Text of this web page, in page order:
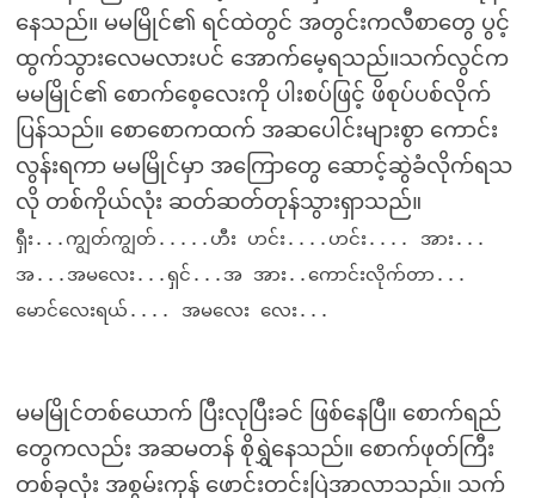
နေသည်။ မမမြိုင်၏ ရင်ထဲတွင် အတွင်းကလီစာတွေ ပွင့်
ထွက်သွားလေမလားပင် အောက်မေ့ရသည်။သက်လွင်က
မမမြိုင်၏ စောက်စေ့လေးကို ပါးစပ်ဖြင့် ဖိစုပ်ပစ်လိုက်
ပြန်သည်။ စောစောကထက် အဆပေါင်းများစွာ ကောင်း
လွန်းရကာ မမမြိုင်မှာ အကြောတွေ ဆောင့်ဆွဲခံလိုက်ရသ
လို တစ်ကိုယ်လုံး ဆတ်ဆတ်တုန်သွားရှာသည်။
ရှီး...ကျွတ်ကျွတ်.....ဟီး ဟင်း....ဟင်း.... အား...
အ...အမလေး...ရှင်...အ အား..ကောင်းလိုက်တာ...
မောင်လေးရယ်.... အမလေး လေး...
မမမြိုင်တစ်ယောက် ပြီးလုပြီးခင် ဖြစ်နေပြီ။ စောက်ရည်
တွေကလည်း အဆမတန် စိုရွှဲနေသည်။ စောက်ဖုတ်ကြီး
တစ်ခုလုံး အစွမ်းကုန် ဖောင်းတင်းပြဲအာလာသည်။ သက်